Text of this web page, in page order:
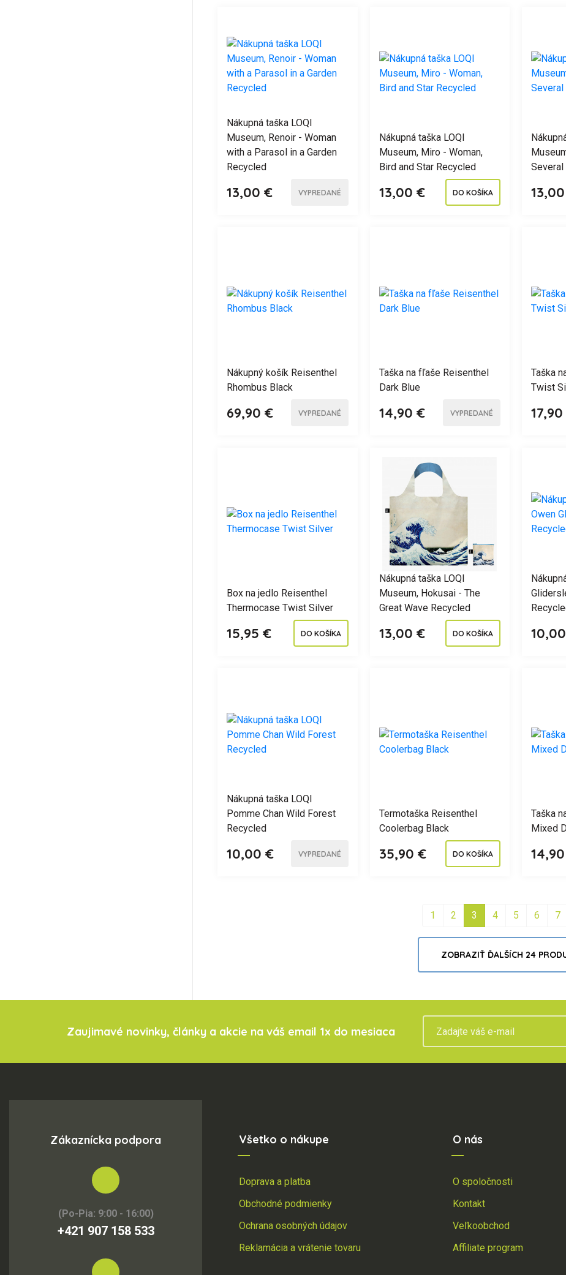
Nákupná taška LOQI
Museum, Renoir - Woman
with a Parasol in a Garden
Recycled
13,00 € VYPREDANÉ
Nákupná taška LOQI
Museum, Miro - Woman,
Bird and Star Recycled
13,00 € DO KOŠÍKA
Nákupný košík Reisenthel
Rhombus Black
69,90 € VYPREDANÉ
Taška na fľaše Reisenthel
Dark Blue
14,90 € VYPREDANÉ
Taška
Twist
Box na jedlo Reisenthel
Thermocase Twist Silver
15,95 € DO KOŠÍKA
Nákupná taška LOQI
Museum, Hokusai - The
Great Wave Recycled
13,00 € DO KOŠÍKA
Nákupná taška LOQI
Pomme Chan Wild Forest
Recycled
10,00 € VYPREDANÉ
Termotaška Reisenthel
Coolerbag Black
35,90 € DO KOŠÍKA
Taška
Mixed
1 2 3 4 5 6 7
ZOBRAZIŤ ĎALŠÍCH 24
Zaujimavé novinky, články a akcie na váš email 1x do mesiaca
Zákaznícka podpora
(Po-Pia: 9:00 - 16:00)
+421 907 158 533
Všetko o nákupe
Doprava a platba
Obchodné podmienky
Ochrana osobných údajov
Reklamácia a vrátenie tovaru
O nás
O spoločnosti
Kontakt
Veľkoobchod
Affiliate program